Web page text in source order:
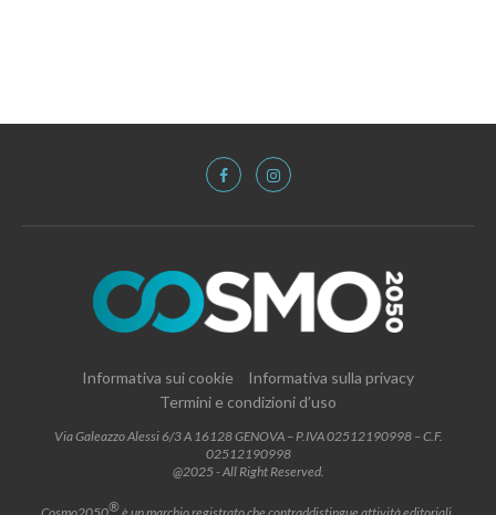
Informativa sui cookie
Informativa sulla privacy
Termini e condizioni d’uso
Via Galeazzo Alessi 6/3 A 16128 GENOVA – P.IVA 02512190998 – C.F.
02512190998
@2025 - All Right Reserved.
®